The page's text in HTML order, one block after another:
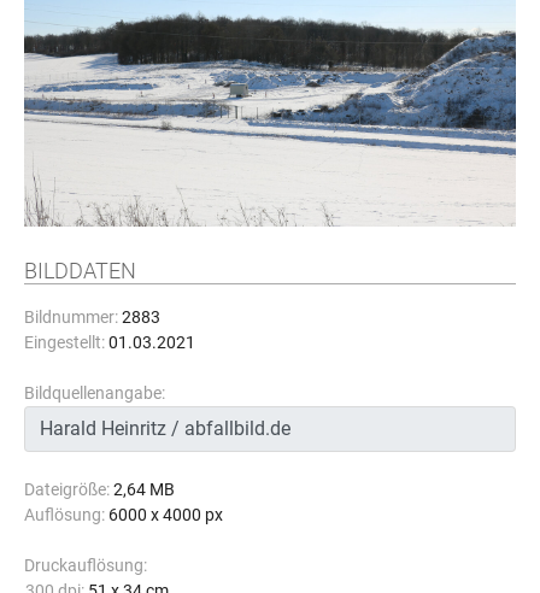
BILDDATEN
Bildnummer:2883
Eingestellt:01.03.2021
Bildquellenangabe:
Dateigröße:2,64 MB
Auflösung: 6000 x 4000 px
Druckauflösung: